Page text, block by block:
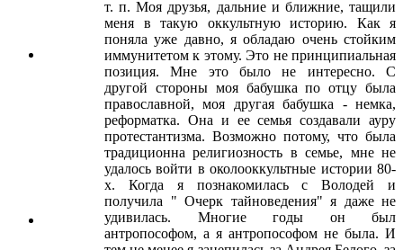
т. п. Моя друзья, дальние и ближние, тащили
меня в такую оккультную историю. Как я
поняла уже давно, я обладаю очень стойким
иммунитетом к этому. Это не принципиальная
позиция. Мне это было не интересно. С
другой стороны моя бабушка по отцу была
православной, моя другая бабушка - немка,
реформатка. Она и ее семья создавали ауру
протестантизма. Возможно потому, что была
традиционна религиозность в семье, мне не
удалось войти в околооккультные истории 80-
х. Когда я познакомилась с Володей и
получила " Очерк тайноведения" я даже не
удивилась. Многие годы он был
антропософом, а я антропософом не была. И